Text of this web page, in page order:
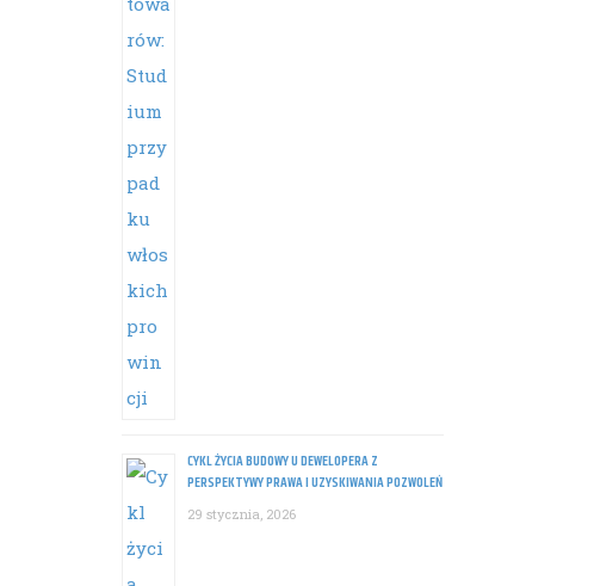
CYKL ŻYCIA BUDOWY U DEWELOPERA Z
PERSPEKTYWY PRAWA I UZYSKIWANIA POZWOLEŃ
29 stycznia, 2026